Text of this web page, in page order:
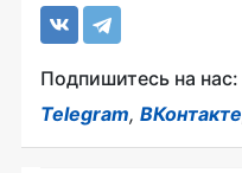
Подпишитесь на нас:
Telegram, ВКонтакте